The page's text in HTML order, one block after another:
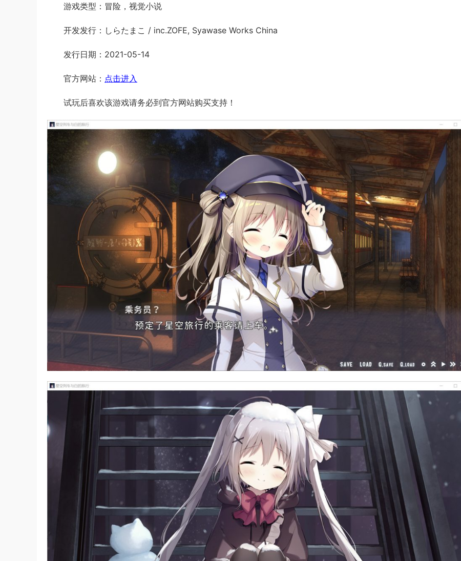
游戏类型：冒险，视觉小说
开发发行：しらたまこ / inc.ZOFE, Syawase Works China
发行日期：2021-05-14
官方网站： 点击进入
试玩后喜欢该游戏请务必到官方网站购买支持！